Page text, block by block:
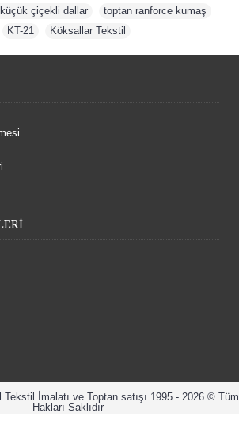
çiçekli dallar toptan ranforce kumaş
KT-21 Köksallar Tekstil
İmalatı ve Toptan satışı 1995 - 2026 © Tüm
Hakları Saklıdır